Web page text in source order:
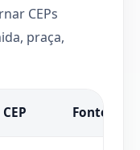
CEPs
praça,
CEP Fonte